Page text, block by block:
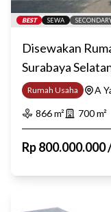
BEST SEWA
Disewakan
Surabaya
Rumah Usaha
A
866m² 700m²
Rp800.000.000